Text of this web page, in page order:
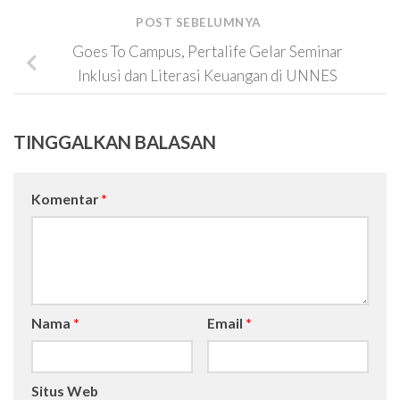
POST SEBELUMNYA
Goes To Campus, Pertalife Gelar Seminar
Inklusi dan Literasi Keuangan di UNNES
TINGGALKAN BALASAN
Komentar *
Nama * Email *
Situs Web